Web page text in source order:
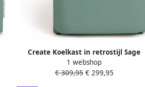
Create Koelkast in retrostijl Sage
Handvat Gebroken wit FRIDGE RETRO
48L
1 webshop
€ 309,95€ 299,95